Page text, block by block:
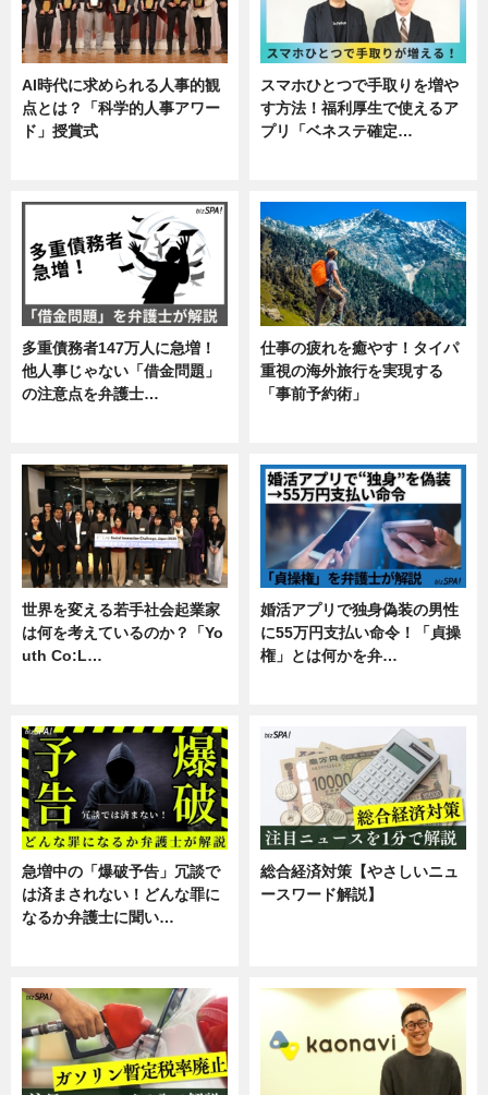
AI時代に求められる人事的観
点とは？「科学的人事アワー
ド」授賞式
スマホひとつで手取りを増や
す方法！福利厚生で使えるア
プリ「ベネステ確定…
多重債務者147万人に急増！
他人事じゃない「借金問題」
の注意点を弁護士…
仕事の疲れを癒やす！タイパ
重視の海外旅行を実現する
「事前予約術」
世界を変える若手社会起業家
は何を考えているのか？「Yo
uth Co:L…
婚活アプリで独身偽装の男性
に55万円支払い命令！「貞操
権」とは何かを弁…
急増中の「爆破予告」冗談で
は済まされない！どんな罪に
なるか弁護士に聞い…
総合経済対策【やさしいニュ
ースワード解説】